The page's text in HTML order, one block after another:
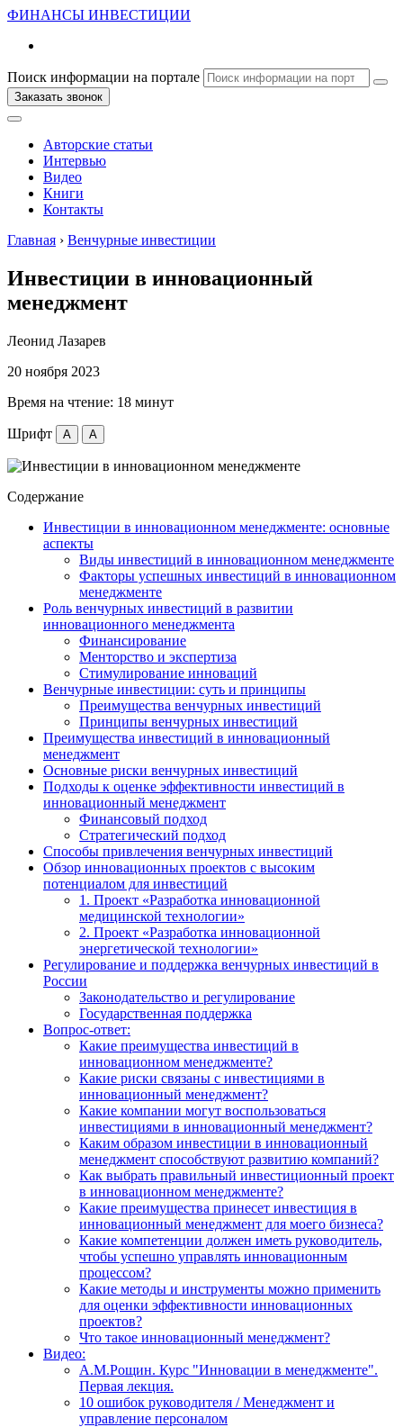
ФИНАНСЫ ИНВЕСТИЦИИ
Поиск информации на портале
Заказать звонок
Авторские статьи
Интервью
Видео
Книги
Контакты
Главная › Венчурные инвестиции
Инвестиции в инновационный
менеджмент
Леонид Лазарев
20 ноября 2023
Время на чтение: 18 минут
Шрифт A A
Содержание
Инвестиции в инновационном менеджменте: основные
аспекты
Виды инвестиций в инновационном менеджменте
Факторы успешных инвестиций в инновационном
менеджменте
Роль венчурных инвестиций в развитии
инновационного менеджмента
Финансирование
Менторство и экспертиза
Стимулирование инноваций
Венчурные инвестиции: суть и принципы
Преимущества венчурных инвестиций
Принципы венчурных инвестиций
Преимущества инвестиций в инновационный
менеджмент
Основные риски венчурных инвестиций
Подходы к оценке эффективности инвестиций в
инновационный менеджмент
Финансовый подход
Стратегический подход
Способы привлечения венчурных инвестиций
Обзор инновационных проектов с высоким
потенциалом для инвестиций
1. Проект «Разработка инновационной
медицинской технологии»
2. Проект «Разработка инновационной
энергетической технологии»
Регулирование и поддержка венчурных инвестиций в
России
Законодательство и регулирование
Государственная поддержка
Вопрос-ответ:
Какие преимущества инвестиций в
инновационном менеджменте?
Какие риски связаны с инвестициями в
инновационный менеджмент?
Какие компании могут воспользоваться
инвестициями в инновационный менеджмент?
Каким образом инвестиции в инновационный
менеджмент способствуют развитию компаний?
Как выбрать правильный инвестиционный проект
в инновационном менеджменте?
Какие преимущества принесет инвестиция в
инновационный менеджмент для моего бизнеса?
Какие компетенции должен иметь руководитель,
чтобы успешно управлять инновационным
процессом?
Какие методы и инструменты можно применить
для оценки эффективности инновационных
проектов?
Что такое инновационный менеджмент?
Видео:
А.М.Рощин. Курс "Инновации в менеджменте".
Первая лекция.
10 ошибок руководителя / Менеджмент и
управление персоналом